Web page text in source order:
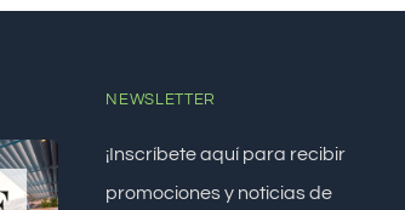
NEWSLETTER
¡Inscríbete aquí para recibir
promociones y noticias de